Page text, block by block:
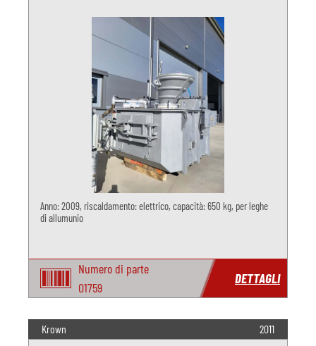
Anno: 2009, riscaldamento: elettrico, capacità: 650 kg, per leghe
di allumunio
Numero di parte
O1759
DETTAGLI
Krown 2011